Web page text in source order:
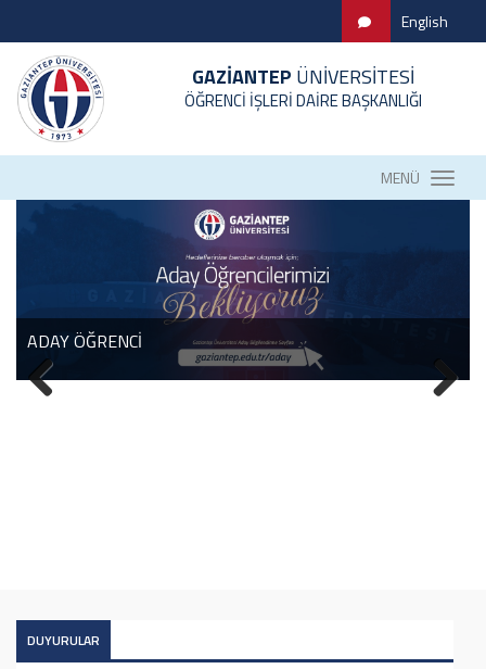
English
GAZİANTEP ÜNİVERSİTESİ
ÖĞRENCİ İŞLERİ DAİRE BAŞKANLIĞI
MENÜ
ADAY ÖĞRENCİ
DUYURULAR